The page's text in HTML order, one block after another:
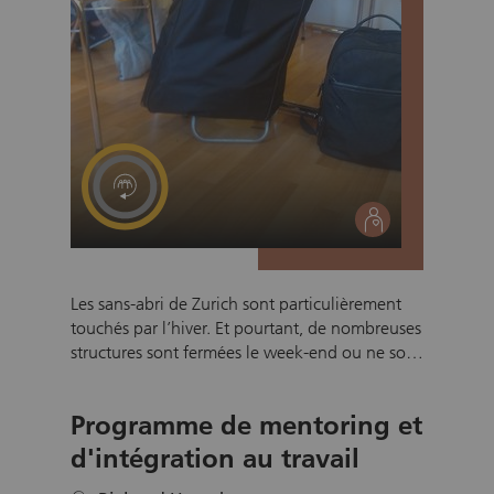
votre engagement bénévole.
social
Les sans-abri de Zurich sont particulièrement
touchés par l’hiver. Et pourtant, de nombreuses
structures sont fermées le week-end ou ne sont
d’hiver reste ouvert le week-end afin d’offrir un
refuge contre le froid. Les personnes dans le
besoin profitent d’une petite pause pour
Programme de mentoring et
d'intégration au travail